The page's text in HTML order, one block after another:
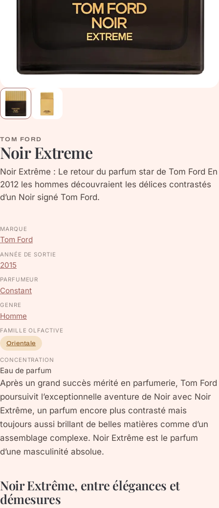
TOM FORD
Noir Extreme
Noir Extrême : Le retour du parfum star de Tom Ford En
2012 les hommes découvraient les délices contrastés
d’un Noir signé Tom Ford.
MARQUE
Tom Ford
ANNÉE DE SORTIE
2015
PARFUMEUR
Constant
GENRE
Homme
FAMILLE OLFACTIVE
Orientale
CONCENTRATION
Eau de parfum
Après un grand succès mérité en parfumerie, Tom Ford
poursuivit l’exceptionnelle aventure de Noir avec Noir
Extrême, un parfum encore plus contrasté mais
toujours aussi brillant de belles matières comme d’un
assemblage complexe. Noir Extrême est le parfum
d’une masculinité absolue.
Noir Extrême, entre élégances et
démesures